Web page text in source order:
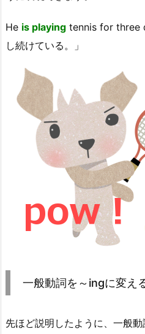
He is playing tennis for three
し続けている。」
一般動詞を～ingに変え
先ほど説明したように、一般